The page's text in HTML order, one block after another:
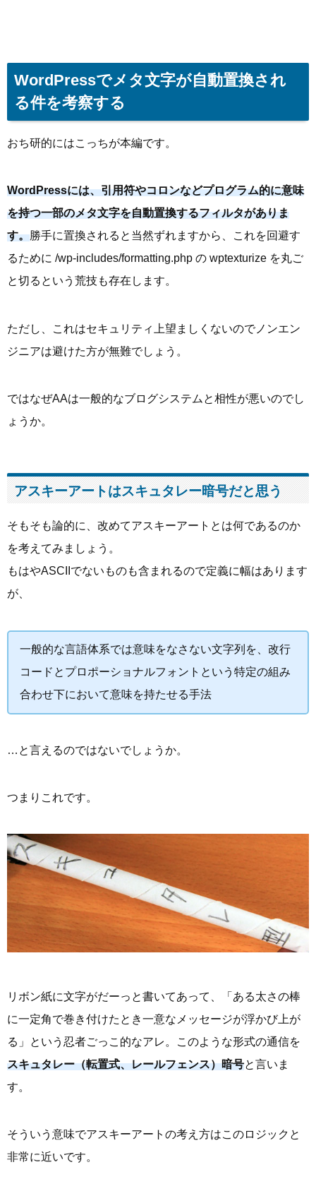
WordPressでメタ文字が自動置換され
る件を考察する
おち研的にはこっちが本編です。
WordPressには、引用符やコロンなどプログラム的に意味
を持つ一部のメタ文字を自動置換するフィルタがありま
す。勝手に置換されると当然ずれますから、これを回避す
るために /wp-includes/formatting.php の wptexturize を丸ご
と切るという荒技も存在します。
ただし、これはセキュリティ上望ましくないのでノンエン
ジニアは避けた方が無難でしょう。
ではなぜAAは一般的なブログシステムと相性が悪いのでし
ょうか。
アスキーアートはスキュタレー暗号だと思う
そもそも論的に、改めてアスキーアートとは何であるのか
を考えてみましょう。
もはやASCIIでないものも含まれるので定義に幅はあります
が、
一般的な言語体系では意味をなさない文字列を、改行
コードとプロポーショナルフォントという特定の組み
合わせ下において意味を持たせる手法
…と言えるのではないでしょうか。
つまりこれです。
リボン紙に文字がだーっと書いてあって、「ある太さの棒
に一定角で巻き付けたとき一意なメッセージが浮かび上が
る」という忍者ごっこ的なアレ。このような形式の通信を
スキュタレー（転置式、レールフェンス）暗号と言いま
す。
そういう意味でアスキーアートの考え方はこのロジックと
非常に近いです。